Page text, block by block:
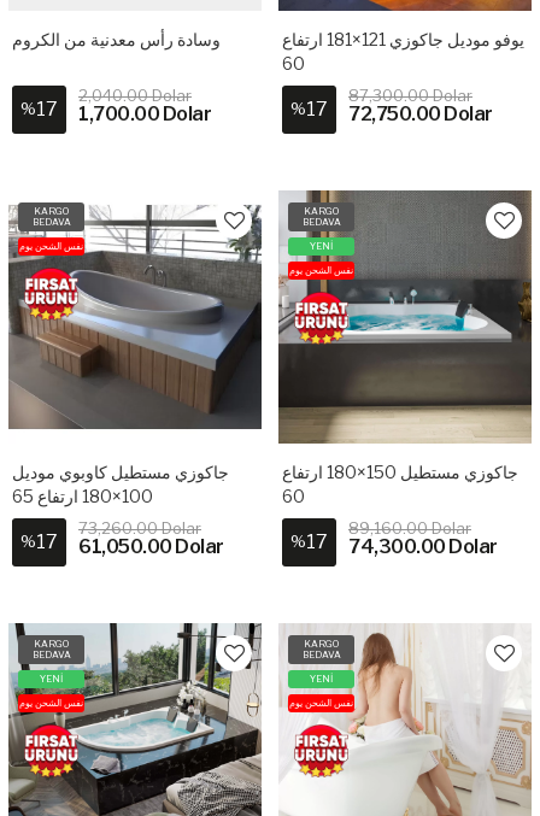
وسادة رأس معدنية من الكروم
%17
2,040.00 Dolar
1,700.00 Dolar
يوفو موديل جاكوزي 121×181 ارتفاع
60
%17
87,300.00 Dolar
72,750.00 Dolar
KARGO
BEDAVA
نفس الشحن يوم
جاكوزي مستطيل كاوبوي موديل
100×180 ارتفاع 65
%17
73,260.00 Dolar
61,050.00 Dolar
KARGO
BEDAVA
YENİ
نفس الشحن يوم
جاكوزي مستطيل 150×180 ارتفاع
60
%17
89,160.00 Dolar
74,300.00 Dolar
KARGO
BEDAVA
YENİ
نفس الشحن يوم
KARGO
BEDAVA
YENİ
نفس الشحن يوم